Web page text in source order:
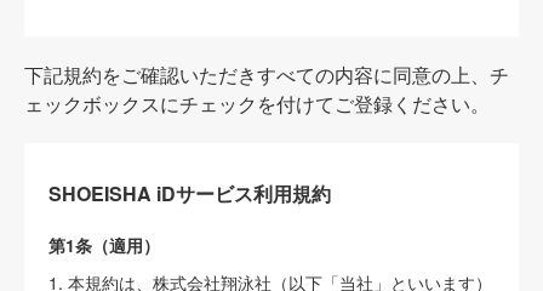
下記規約をご確認いただきすべての内容に同意の上、チ
ェックボックスにチェックを付けてご登録ください。
SHOEISHA iDサービス利用規約
第1条（適用）
1. 本規約は、株式会社翔泳社（以下「当社」といいます）